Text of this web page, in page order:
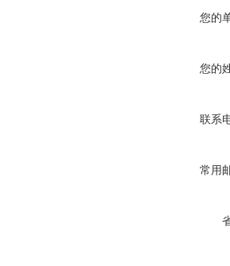
您的
您的
联系
常用